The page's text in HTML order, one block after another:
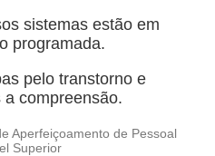
sistemas estão em
programada.
pelo transtorno e
compreensão.
Aperfeiçoamento de Pessoal
Superior